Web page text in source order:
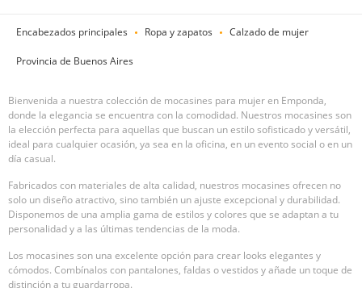
Encabezados principales Ropa y zapatos Calzado de mujer
Provincia de Buenos Aires
Bienvenida a nuestra colección de mocasines para mujer en Emponda,
donde la elegancia se encuentra con la comodidad. Nuestros mocasines son
la elección perfecta para aquellas que buscan un estilo sofisticado y versátil,
ideal para cualquier ocasión, ya sea en la oficina, en un evento social o en un
día casual.
Fabricados con materiales de alta calidad, nuestros mocasines ofrecen no
solo un diseño atractivo, sino también un ajuste excepcional y durabilidad.
Disponemos de una amplia gama de estilos y colores que se adaptan a tu
personalidad y a las últimas tendencias de la moda.
Los mocasines son una excelente opción para crear looks elegantes y
cómodos. Combínalos con pantalones, faldas o vestidos y añade un toque de
distinción a tu guardarropa.